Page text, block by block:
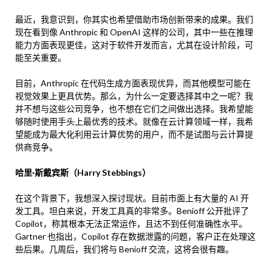
最近，我意识到，你其实也希望借助市场创新带来的成果。我们
现在看到像 Anthropic 和 OpenAI 这样的公司，其中一些在推理
能力方面表现更佳，这对于软件开发而言，尤其在设计阶段，可
能至关重要。
目前，Anthropic 在代码生成方面表现优异，而其他模型可能在
视觉效果上更具优势。那么，为什么一定要选择其中之一呢？我
并不想与这些公司竞争，也不想在它们之间做出选择。我希望能
够随时使用手头上最优秀的技术。就像在云计算领域一样，我希
望能成为最大化利用云计算优势的用户，而不是试图与云计算提
供商竞争。
哈里·斯戴宾斯（Harry Stebbings）
在这个背景下，我想深入探讨现状。目前市面上有大量的 AI 开
发工具。坦白来说，开发工具真的非常多。Benioff 公开批评了
Copilot，称其根本无法正常运作，且达不到任何准确性水平。
Gartner 也指出，Copilot 存在数据泄露的问题，客户正在处理这
些后果。几周后，我们将与 Benioff 交流，这将会很有趣。